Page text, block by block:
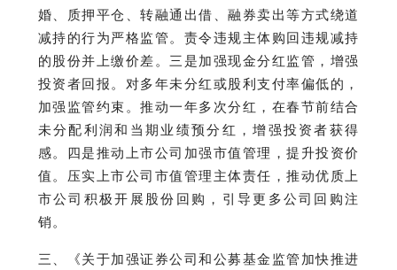
婚、质押平仓、转融通出借、融券卖出等方式绕道
减持的行为严格监管。 责令违规主体购回违规减持
的股份并上缴价差。 三是加强现金分红监管，增强
投资者回报。 对多年未分红或股利支付率偏低的，
加强监管约束。推动一年多次分红，在春节前结合
未分配利润和当期业绩预分红，增强投资者获得
感。 四是推动上市公司加强市值管理，提升投资价
值。 压实上市公司市值管理主体责任，推动优质上
市公司积极开展股份回购，引导更多公司回购注
销。
三、《关于加强证券公司和公募基金监管加快推进